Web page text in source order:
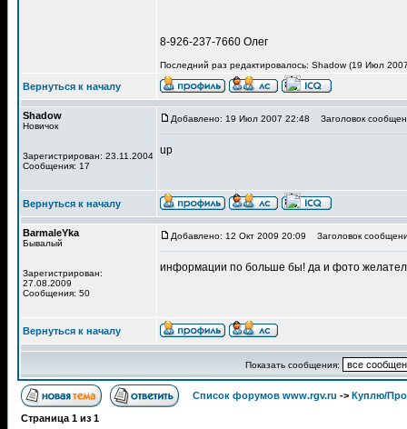
8-926-237-7660 Олег
Последний раз редактировалось: Shadow (19 Июл
Вернуться к началу
Shadow
Новичок
Зарегистрирован: 23.11.2004
Сообщения: 17
Добавлено: 19 Июл 2007 22:48 Заголовок
up
Вернуться к началу
BarmaleYka
Бывалый
Зарегистрирован:
27.08.2009
Сообщения: 50
Добавлено: 12 Окт 2009 20:09 Заголовок
информации по больше бы! да и фото
Вернуться к началу
Показать сообщения:
Список форумов www.rgv.ru -> Куплю/
Страница 1 из 1